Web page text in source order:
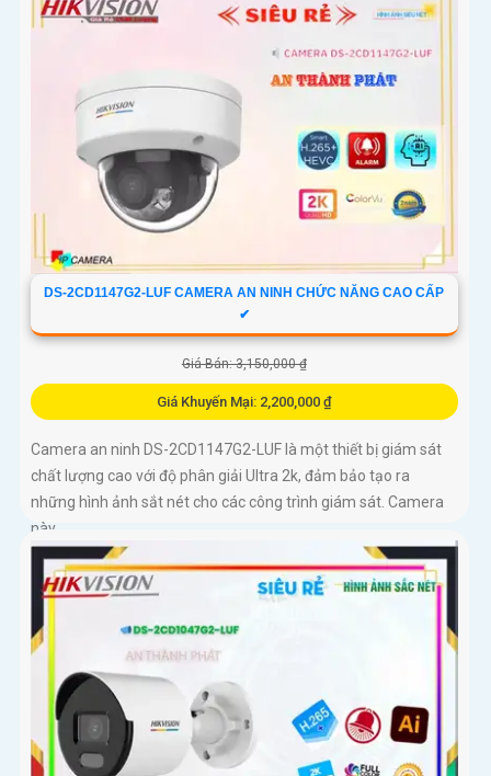
DS-2CD1147G2-LUF CAMERA AN NINH CHỨC NĂNG CAO CẤP
✔
Giá Bán: 3,150,000 ₫
Giá Khuyến Mại: 2,200,000 ₫
Camera an ninh DS-2CD1147G2-LUF là một thiết bị giám sát
chất lượng cao với độ phân giải Ultra 2k, đảm bảo tạo ra
những hình ảnh sắt nét cho các công trình giám sát. Camera
này...